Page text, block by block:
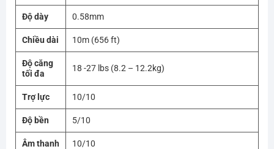
Độ dày 0.58mm
Chiều dài 10m (656 ft)
Độ căng
tối đa
18 -27 lbs (8.2 – 12.2kg)
Trợ lực 10/10
Độ bền 5/10
Âm thanh 10/10